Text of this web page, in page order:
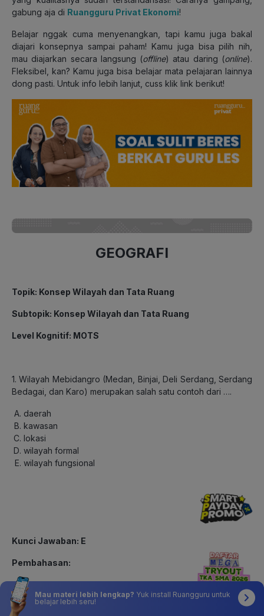
gabung aja di Ruangguru Privat Ekonomi!
Belajar nggak cuma menyenangkan, tapi kamu juga bakal
diajari konsepnya sampai paham! Kamu juga bisa pilih nih,
mau diajarkan secara langsung (offline) atau daring (online).
Fleksibel, kan? Kamu juga bisa belajar mata pelajaran lainnya
dong pasti. Untuk info lebih lanjut, cuss klik link berikut!
GEOGRAFI
Topik: Konsep Wilayah dan Tata Ruang
Subtopik: Konsep Wilayah dan Tata Ruang
Level Kognitif: MOTS
1. Wilayah Mebidangro (Medan, Binjai, Deli Serdang, Serdang
Bedagai, dan Karo) merupakan salah satu contoh dari ….
daerah
kawasan
lokasi
wilayah formal
wilayah fungsional
Kunci Jawaban: E
Pembahasan:
Mebidangro merupakan wilayah yang terbentuk dari adanya
hubungan fungsional antara Kota Medan dan kota atau
kabupaten di sekitarnya. Kota Medan berfungsi sebagai
Mau materi lebih lengkap? Yuk install Ruangguru untuk
belajar lebih seru!